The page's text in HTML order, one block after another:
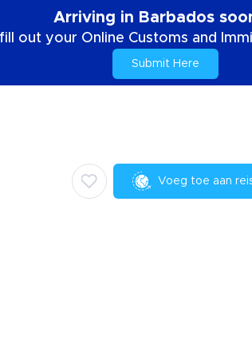
Arriving in Barbados
out your Online Customs and
Submit Here
Voeg toe aan